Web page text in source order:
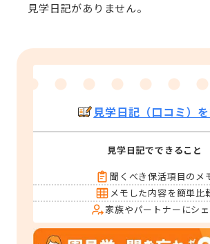
見学日記がありません。
見学日記（口コミ）を
見学日記でできること
聞くべき保活項目のメ
メモした内容を簡単比
家族やパートナーにシ